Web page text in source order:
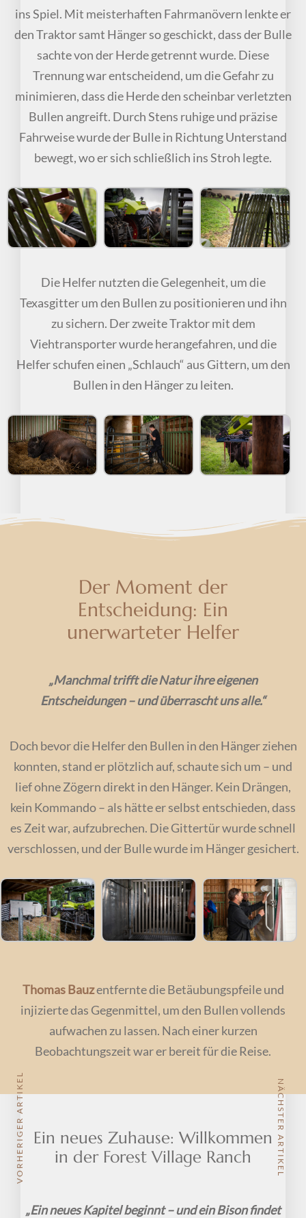
ins Spiel. Mit meisterhaften Fahrmanövern lenkte er
den Traktor samt Hänger so geschickt, dass der Bulle
sachte von der Herde getrennt wurde. Diese
Trennung war entscheidend, um die Gefahr zu
minimieren, dass die Herde den scheinbar verletzten
Bullen angreift. Durch Stens ruhige und präzise
Fahrweise wurde der Bulle in Richtung Unterstand
bewegt, wo er sich schließlich ins Stroh legte.
Die Helfer nutzten die Gelegenheit, um die
Texasgitter um den Bullen zu positionieren und ihn
zu sichern. Der zweite Traktor mit dem
Viehtransporter wurde herangefahren, und die
Helfer schufen einen „Schlauch“ aus Gittern, um den
Bullen in den Hänger zu leiten.
Der Moment der
Entscheidung: Ein
unerwarteter Helfer
„Manchmal trifft die Natur ihre eigenen
Entscheidungen – und überrascht uns alle.“
Doch bevor die Helfer den Bullen in den Hänger ziehen
konnten, stand er plötzlich auf, schaute sich um – und
lief ohne Zögern direkt in den Hänger. Kein Drängen,
kein Kommando – als hätte er selbst entschieden, dass
es Zeit war, aufzubrechen. Die Gittertür wurde schnell
verschlossen, und der Bulle wurde im Hänger gesichert.
Thomas Bauzentfernte die Betäubungspfeile und
injizierte das Gegenmittel, um den Bullen vollends
aufwachen zu lassen. Nach einer kurzen
Beobachtungszeit war er bereit für die Reise.
Ein neues Zuhause: Willkommen
in der Forest Village Ranch
„Ein neues Kapitel beginnt – und ein Bison findet
VORHERIGER ARTIKEL NÄCHSTER ARTIKEL